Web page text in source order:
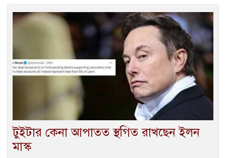
টুইটার কেনা আপাতত স্থগিত রাখছেন ইলন
মাস্ক